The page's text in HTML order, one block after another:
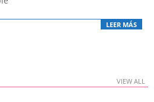
LEER MÁS
VIEW ALL